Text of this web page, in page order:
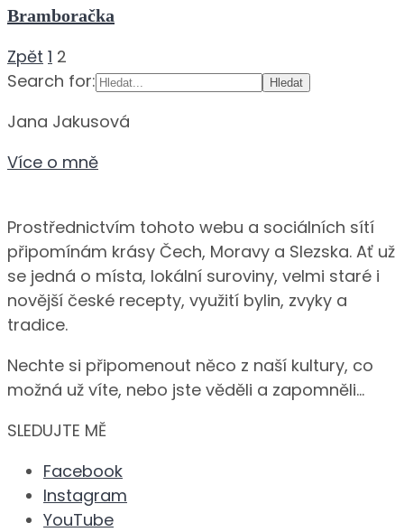
Bramboračka
Navigace
pro
Zpět 1 2
Search for:
Jana Jakusová
Více o mně
Prostřednictvím tohoto webu a sociálních sítí
připomínám krásy Čech, Moravy a Slezska. Ať už
se jedná o místa, lokální suroviny, velmi staré i
novější české recepty, využití bylin, zvyky a
tradice.
Nechte si připomenout něco z naší kultury, co
možná už víte, nebo jste věděli a zapomněli…
SLEDUJTE MĚ
Facebook
Instagram
YouTube